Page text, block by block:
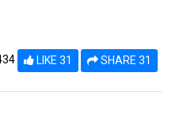
LIKE 31 SHARE 31